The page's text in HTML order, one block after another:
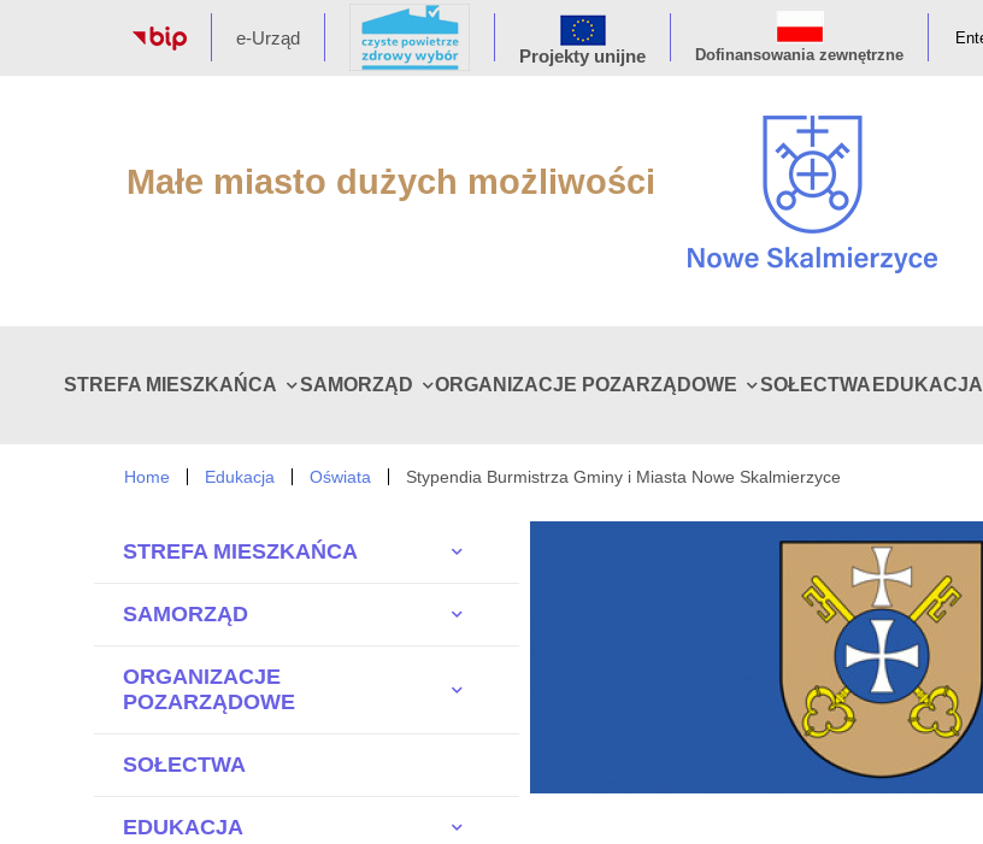
e-Urząd
Projekty unijne
Dofinansowania zewnętrzne
Małe miasto dużych możliwości
STREFA MIESZKAŃCA SAMORZĄD ORGANIZACJE POZARZĄDOWE SOŁECTWA EDUKACJA
Home Edukacja Oświata Stypendia Burmistrza Gminy i Miasta Nowe Skalmierzyce
STREFA MIESZKAŃCA
SAMORZĄD
ORGANIZACJE
POZARZĄDOWE
SOŁECTWA
EDUKACJA